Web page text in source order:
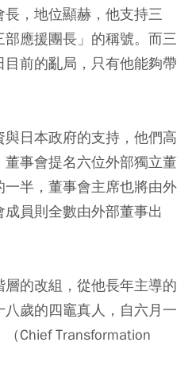
，地位顯赫，他支持三
應援團長」的稱號。而三
前的亂局，只有他能夠帶
日本政府的支持，他們高
事會提名六位外部獨立董
半，董事會主席也將由外
員則全數由外部董事出
的改組，從他長年主導的
歲的四竈真人，自六月一
Chief Transformation